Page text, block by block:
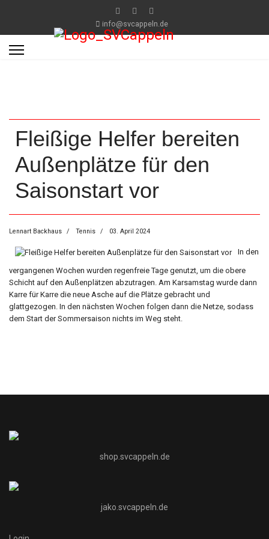
info@svcappeln.de
Fleißige Helfer bereiten
Außenplätze für den
Saisonstart vor
Lennart Backhaus Tennis 03. April 2024
In den
vergangenen Wochen wurden regenfreie Tage genutzt, um die obere
Schicht auf den Außenplätzen abzutragen. Am Karsamstag wurde dann
Karre für Karre die neue Asche auf die Plätze gebracht und
glattgezogen. In den nächsten Wochen folgen dann die Netze, sodass
dem Start der Sommersaison nichts im Weg steht.
shop.svcappeln.de
jako.svcappeln.de